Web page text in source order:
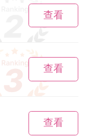
查看
查看
查看